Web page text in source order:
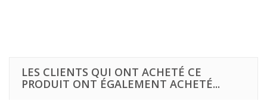
LES CLIENTS QUI ONT ACHETÉ CE
PRODUIT ONT ÉGALEMENT ACHETÉ...